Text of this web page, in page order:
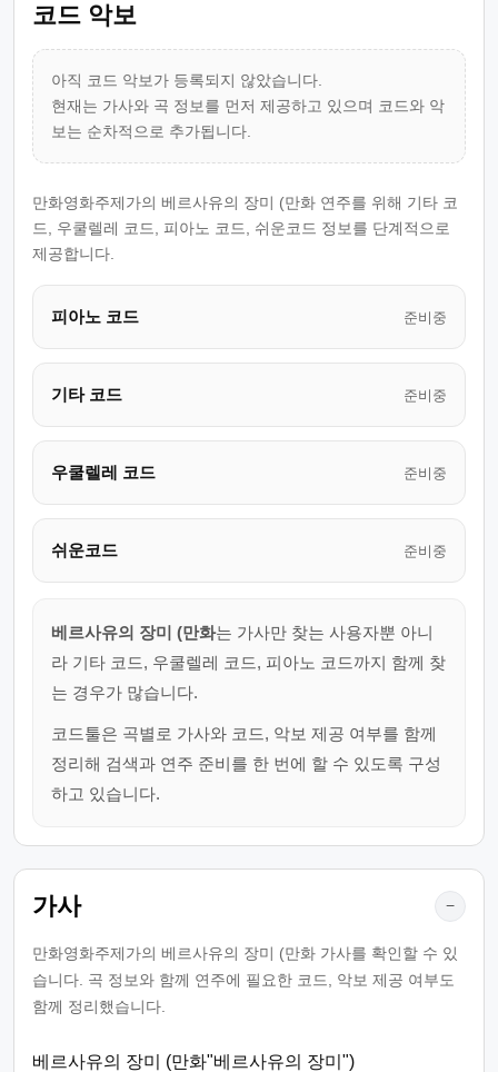
코드 악보
아직 코드 악보가 등록되지 않았습니다.
현재는 가사와 곡 정보를 먼저 제공하고 있으며 코드와 악
보는 순차적으로 추가됩니다.
만화영화주제가의 베르사유의 장미 (만화 연주를 위해 기타 코
드, 우쿨렐레 코드, 피아노 코드, 쉬운코드 정보를 단계적으로
제공합니다.
피아노 코드 준비중
기타 코드 준비중
우쿨렐레 코드 준비중
쉬운코드 준비중
베르사유의 장미 (만화는 가사만 찾는 사용자뿐 아니
라 기타 코드, 우쿨렐레 코드, 피아노 코드까지 함께 찾
는 경우가 많습니다.
코드툴은 곡별로 가사와 코드, 악보 제공 여부를 함께
정리해 검색과 연주 준비를 한 번에 할 수 있도록 구성
하고 있습니다.
가사 −
만화영화주제가의 베르사유의 장미 (만화 가사를 확인할 수 있
습니다. 곡 정보와 함께 연주에 필요한 코드, 악보 제공 여부도
함께 정리했습니다.
베르사유의 장미 (만화"베르사유의 장미")